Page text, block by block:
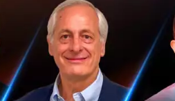
ผู้เชี่ยวชาญเหล่านี้มีคุณค่าม
เข้าใจในระดับลึกที่ต้องใช้
CK ย้ำว่า ถ้าอยากอยู่รอดใน
ในสิ่งที่เราทำให้มากที่สุด จ